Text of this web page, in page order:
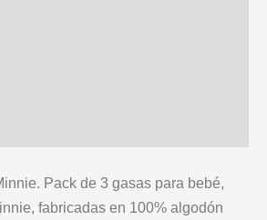
Pack de 3 gasas para bebé,
fabricadas en 100% algodón